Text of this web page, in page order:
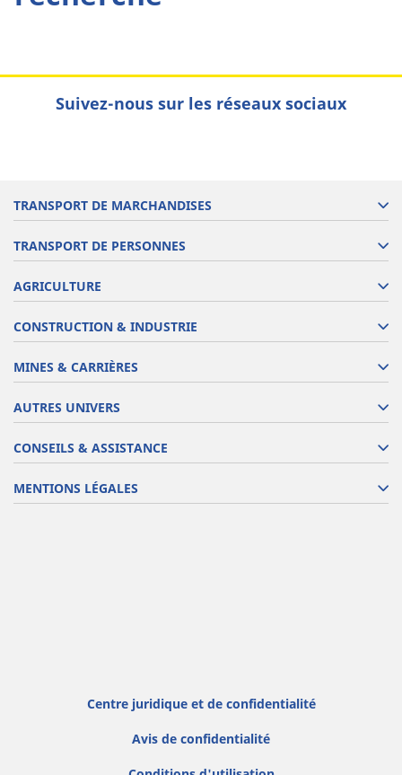
Suivez-nous sur les réseaux sociaux
TRANSPORT DE MARCHANDISES
TRANSPORT DE PERSONNES
AGRICULTURE
CONSTRUCTION & INDUSTRIE
MINES & CARRIÈRES
AUTRES UNIVERS
CONSEILS & ASSISTANCE
MENTIONS LÉGALES
Centre juridique et de confidentialité
Avis de confidentialité